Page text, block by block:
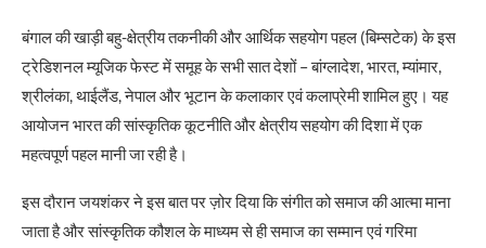
बंगाल की खाड़ी बहु-क्षेत्रीय तकनीकी और आर्थिक सहयोग पहल (बिम्सटेक) के इस
ट्रेडिशनल म्यूजिक फेस्ट में समूह के सभी सात देशों – बांग्लादेश, भारत, म्यांमार,
श्रीलंका, थाईलैंड, नेपाल और भूटान के कलाकार एवं कलाप्रेमी शामिल हुए। यह
आयोजन भारत की सांस्कृतिक कूटनीति और क्षेत्रीय सहयोग की दिशा में एक
महत्वपूर्ण पहल मानी जा रही है।
इस दौरान जयशंकर ने इस बात पर ज़ोर दिया कि संगीत को समाज की आत्मा माना
जाता है और सांस्कृतिक कौशल के माध्यम से ही समाज का सम्मान एवं गरिमा